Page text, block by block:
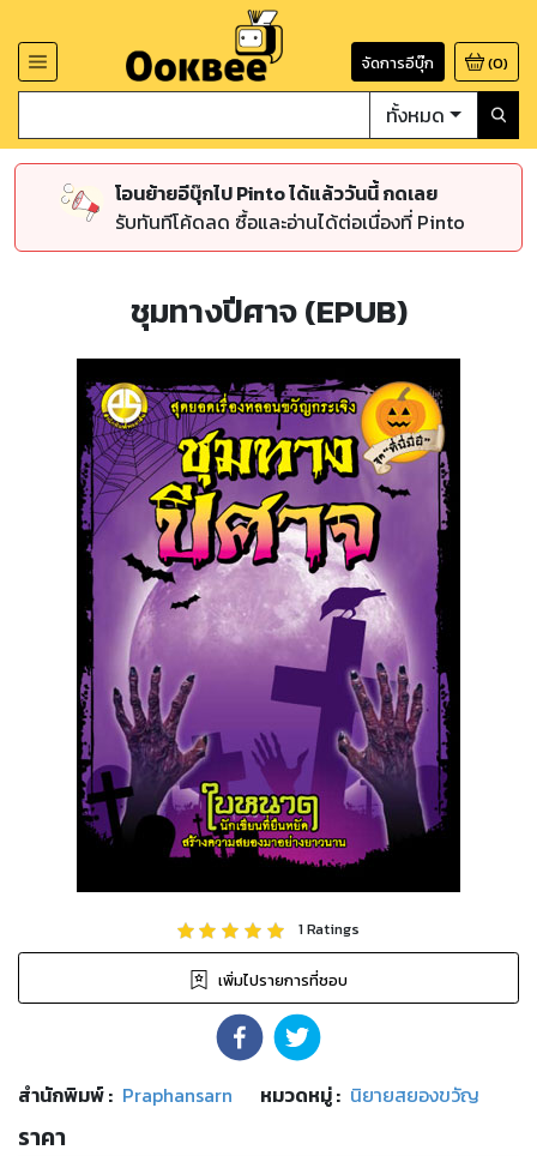
จัดการอีบุ๊ก (0)
ทั้งหมด
โอนย้ายอีบุ๊กไป Pinto ได้แล้ววันนี้ กดเลย
รับทันทีโค้ดลด ซื้อและอ่านได้ต่อเนื่องที่ Pinto
ชุมทางปีศาจ (EPUB)
1Ratings
เพิ่มไปรายการที่ชอบ
สำนักพิมพ์: Praphansarn หมวดหมู่: นิยายสยองขวัญ
ราคา